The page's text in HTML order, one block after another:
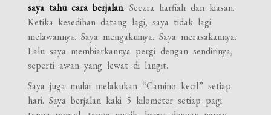
saya tahu cara berjalan. Secara harfiah dan kiasan.
Ketika kesedihan datang lagi, saya tidak lagi
melawannya. Saya mengakuinya. Saya merasakannya.
Lalu saya membiarkannya pergi dengan sendirinya,
seperti awan yang lewat di langit.
Saya juga mulai melakukan “Camino kecil” setiap
hari. Saya berjalan kaki 5 kilometer setiap pagi